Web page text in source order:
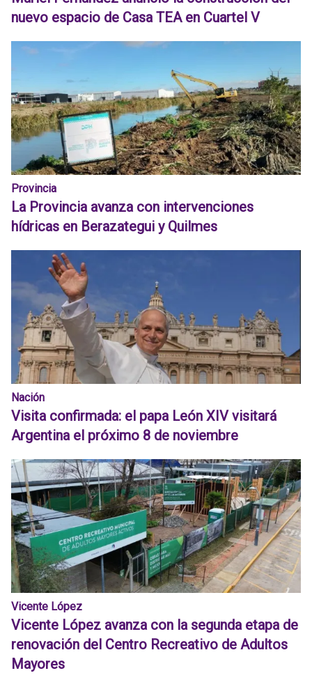
nuevo espacio de Casa TEA en Cuartel V
Provincia
La Provincia avanza con intervenciones
hídricas en Berazategui y Quilmes
Nación
Visita confirmada: el papa León XIV visitará
Argentina el próximo 8 de noviembre
Vicente López
Vicente López avanza con la segunda etapa de
renovación del Centro Recreativo de Adultos
Mayores